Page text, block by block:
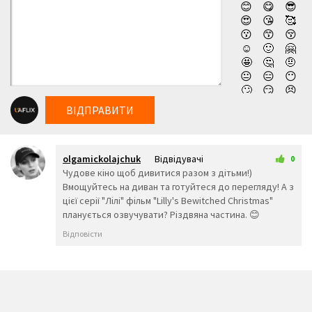
😊
😋
😎
😍
😘
🥰
😗
😙
😚
☺️
🙂
🤗
🤩
🤔
🤨
😐
😑
😶
🙄
😏
😣
😔
😕
😲
☹️
🙁
😖
😞
😤
ВІДПРАВИТИ
olgamickolajchuk
Відвідувачі
3 грудня 2025 15:45
0
Чудове кіно щоб дивитися разом з дітьми!)
Вмощуйтесь на диван та готуйтеся до перегляду! А з
цієї серії "Лілі" фільм "Lilly's Bewitched Christmas"
планується озвучувати? Різдвяна частина. 😊
Відповісти